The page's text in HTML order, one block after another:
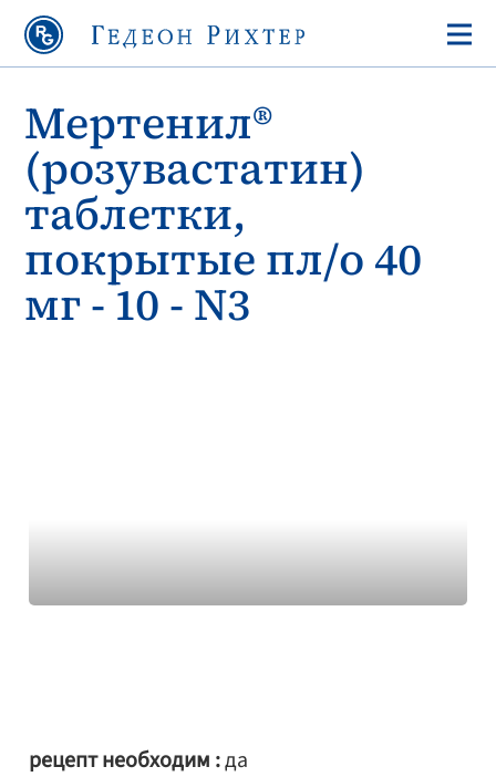
Мертенил®
(розувастатин)
таблетки,
покрытые пл/о 40
мг - 10 - N3
рецепт необходим :да